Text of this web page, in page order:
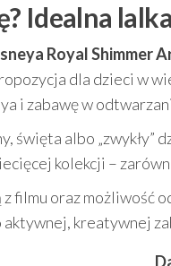
Idealna
Royal Shimmer
dla dzieci w
i zabawę w
święta albo „zwykły”
kolekcji –
filmu oraz możliwość
aktywnej, kreatywnej